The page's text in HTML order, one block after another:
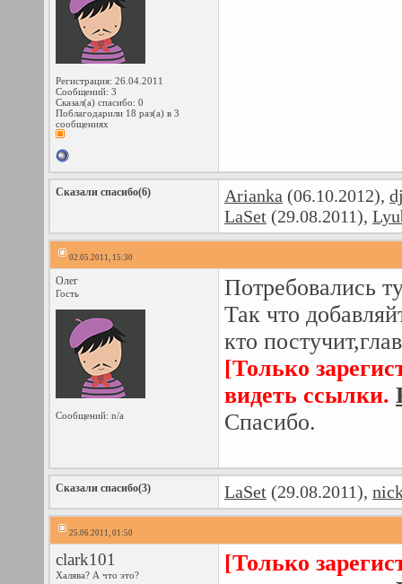
Регистрация: 26.04.2011
Сообщений: 3
Сказал(а) спасибо: 0
Поблагодарили 18 раз(а) в 3
сообщениях
Сказали спасибо(6) Arianka (06.10.2012),
LaSet (29.08.2011),
02.05.2011, 15:30
Олeг
Гость
Сообщений: n/a
Потребовались
Так что
кто
[Только
видеть ссылки.
Спасибо.
Сказали спасибо(3) LaSet (29.08.2011),
25.06.2011, 01:50
clark101
Халява? А что это?
[Только